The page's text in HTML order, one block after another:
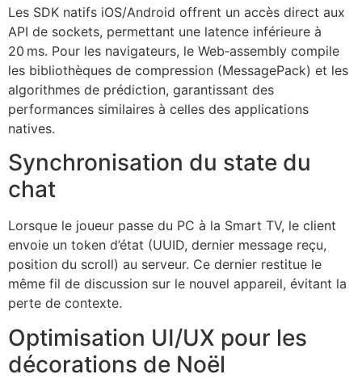
Les SDK natifs iOS/Android offrent un accès direct aux
API de sockets, permettant une latence inférieure à
20 ms. Pour les navigateurs, le Web‑assembly compile
les bibliothèques de compression (MessagePack) et les
algorithmes de prédiction, garantissant des
performances similaires à celles des applications
natives.
Synchronisation du state du
chat
Lorsque le joueur passe du PC à la Smart TV, le client
envoie un token d’état (UUID, dernier message reçu,
position du scroll) au serveur. Ce dernier restitue le
même fil de discussion sur le nouvel appareil, évitant la
perte de contexte.
Optimisation UI/UX pour les
décorations de Noël